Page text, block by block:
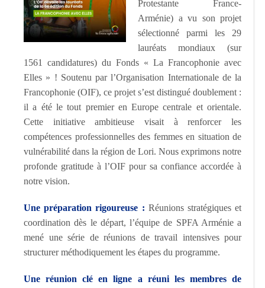
Protestante France-
Arménie) a vu son projet
sélectionné parmi les 29
lauréats mondiaux (sur
1561 candidatures) du Fonds « La Francophonie avec
Elles » ! Soutenu par l’Organisation Internationale de la
Francophonie (OIF), ce projet s’est distingué doublement :
il a été le tout premier en Europe centrale et orientale.
Cette initiative ambitieuse visait à renforcer les
compétences professionnelles des femmes en situation de
vulnérabilité dans la région de Lori. Nous exprimons notre
profonde gratitude à l’OIF pour sa confiance accordée à
notre vision.
Une préparation rigoureuse : Réunions stratégiques et
coordination dès le départ, l’équipe de SPFA Arménie a
mené une série de réunions de travail intensives pour
structurer méthodiquement les étapes du programme.
Une réunion clé en ligne a réuni les membres de